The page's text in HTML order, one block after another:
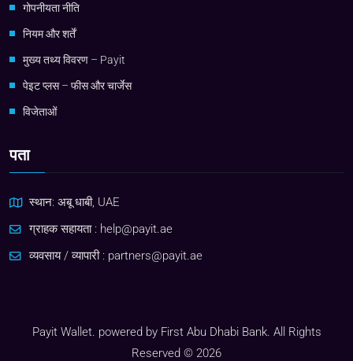
गोपनीयता नीति
नियम और शर्तें
मुख्य तथ्य विवरण – Payit
पेइट प्लस – फीस और चार्जेस
विजेताओं
पता
स्थान: अबू धाबी, UAE
ग्राहक सहायता : help@payit.ae
व्यवसाय / व्यापारी : partners@payit.ae
Payit Wallet. powered by First Abu Dhabi Bank. All Rights
Reserved © 2026